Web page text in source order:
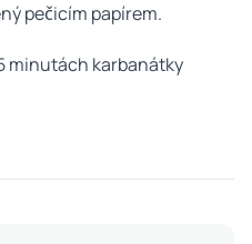
pečicím papírem.
minutách karbanátky